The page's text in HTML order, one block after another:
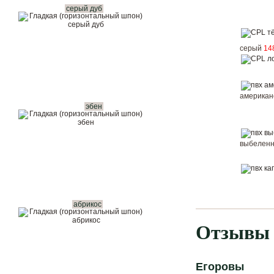
серый дуб
эбен
абрикос
серый
Отзывы
Егоровы